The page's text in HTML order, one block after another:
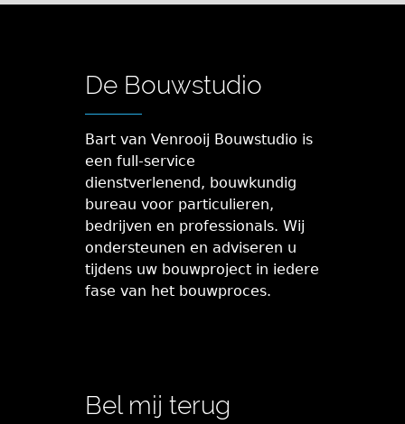
De Bouwstudio
Bart van Venrooij Bouwstudio is
een full-service
dienstverlenend, bouwkundig
bureau voor particulieren,
bedrijven en professionals. Wij
ondersteunen en adviseren u
tijdens uw bouwproject in iedere
fase van het bouwproces.
Bel mij terug